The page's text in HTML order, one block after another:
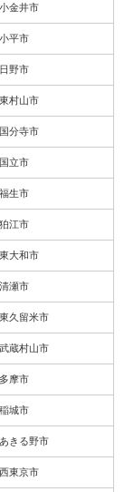
小金井市
小平市
日野市
東村山市
国分寺市
国立市
福生市
狛江市
東大和市
清瀬市
東久留米市
武蔵村山市
多摩市
稲城市
あきる野市
西東京市